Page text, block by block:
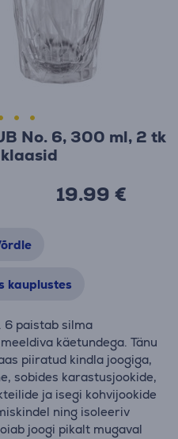
No. 6, 300 ml, 2 tk
19.99 €
kauplustes
6 paistab silma
käetundega. Tänu
piiratud kindla joogiga,
sobides karastusjookide,
ja isegi kohvijookide
ning isoleeriv
joogi pikalt mugaval